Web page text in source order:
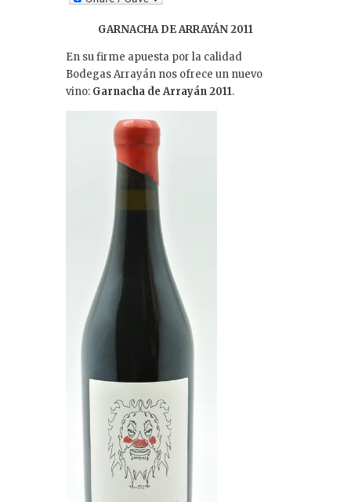
k
e
dI
n
GARNACHA DE ARRAYÁN 2011
En su firme apuesta por la calidad
Bodegas Arrayán nos ofrece un nuevo
vino: Garnacha de Arrayán 2011.